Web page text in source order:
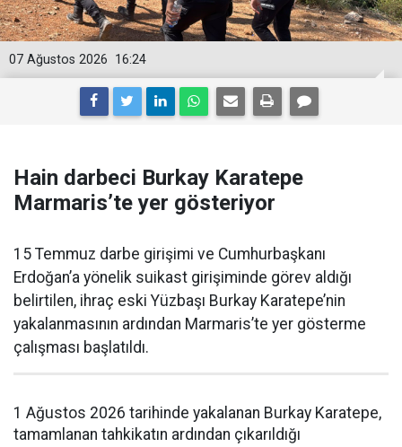
16:24
07 Ağustos 2026
Hain darbeci Burkay Karatepe
Marmaris’te yer gösteriyor
15 Temmuz darbe girişimi ve Cumhurbaşkanı
Erdoğan’a yönelik suikast girişiminde görev aldığı
belirtilen, ihraç eski Yüzbaşı Burkay Karatepe’nin
yakalanmasının ardından Marmaris’te yer gösterme
çalışması başlatıldı.
1 Ağustos 2026 tarihinde yakalanan Burkay Karatepe,
tamamlanan tahkikatın ardından çıkarıldığı